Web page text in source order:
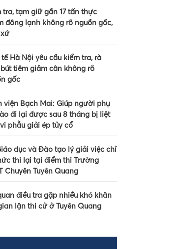
tra, tạm giữ gần 17 tấn thực
đông lạnh không rõ nguồn gốc,
tế Hà Nội yêu cầu kiểm tra, rà
tiêm giảm cân không rõ
gốc
viện Bạch Mai: Giúp người phụ
đi lại được sau 8 tháng bị liệt
phẫu giải ép tủy cổ
dục và Đào tạo lý giải việc chỉ
thi lại tại điểm thi Trường
Chuyên Tuyên Quang
điều tra gặp nhiều khó khăn
lận thi cử ở Tuyên Quang